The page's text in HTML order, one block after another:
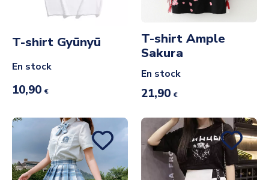
T-shirt Gyūnyū
En stock
10,90 €
T-shirt Ample
Sakura
En stock
21,90 €